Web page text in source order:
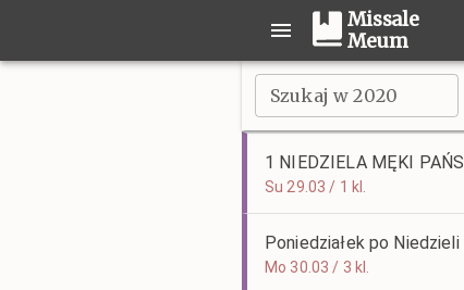
Missale
Meum
Szukaj w 2020
1 NIEDZIELA MĘKI
Su 29.03 / 1 kl.
Poniedziałek po
Mo 30.03 / 3 kl.